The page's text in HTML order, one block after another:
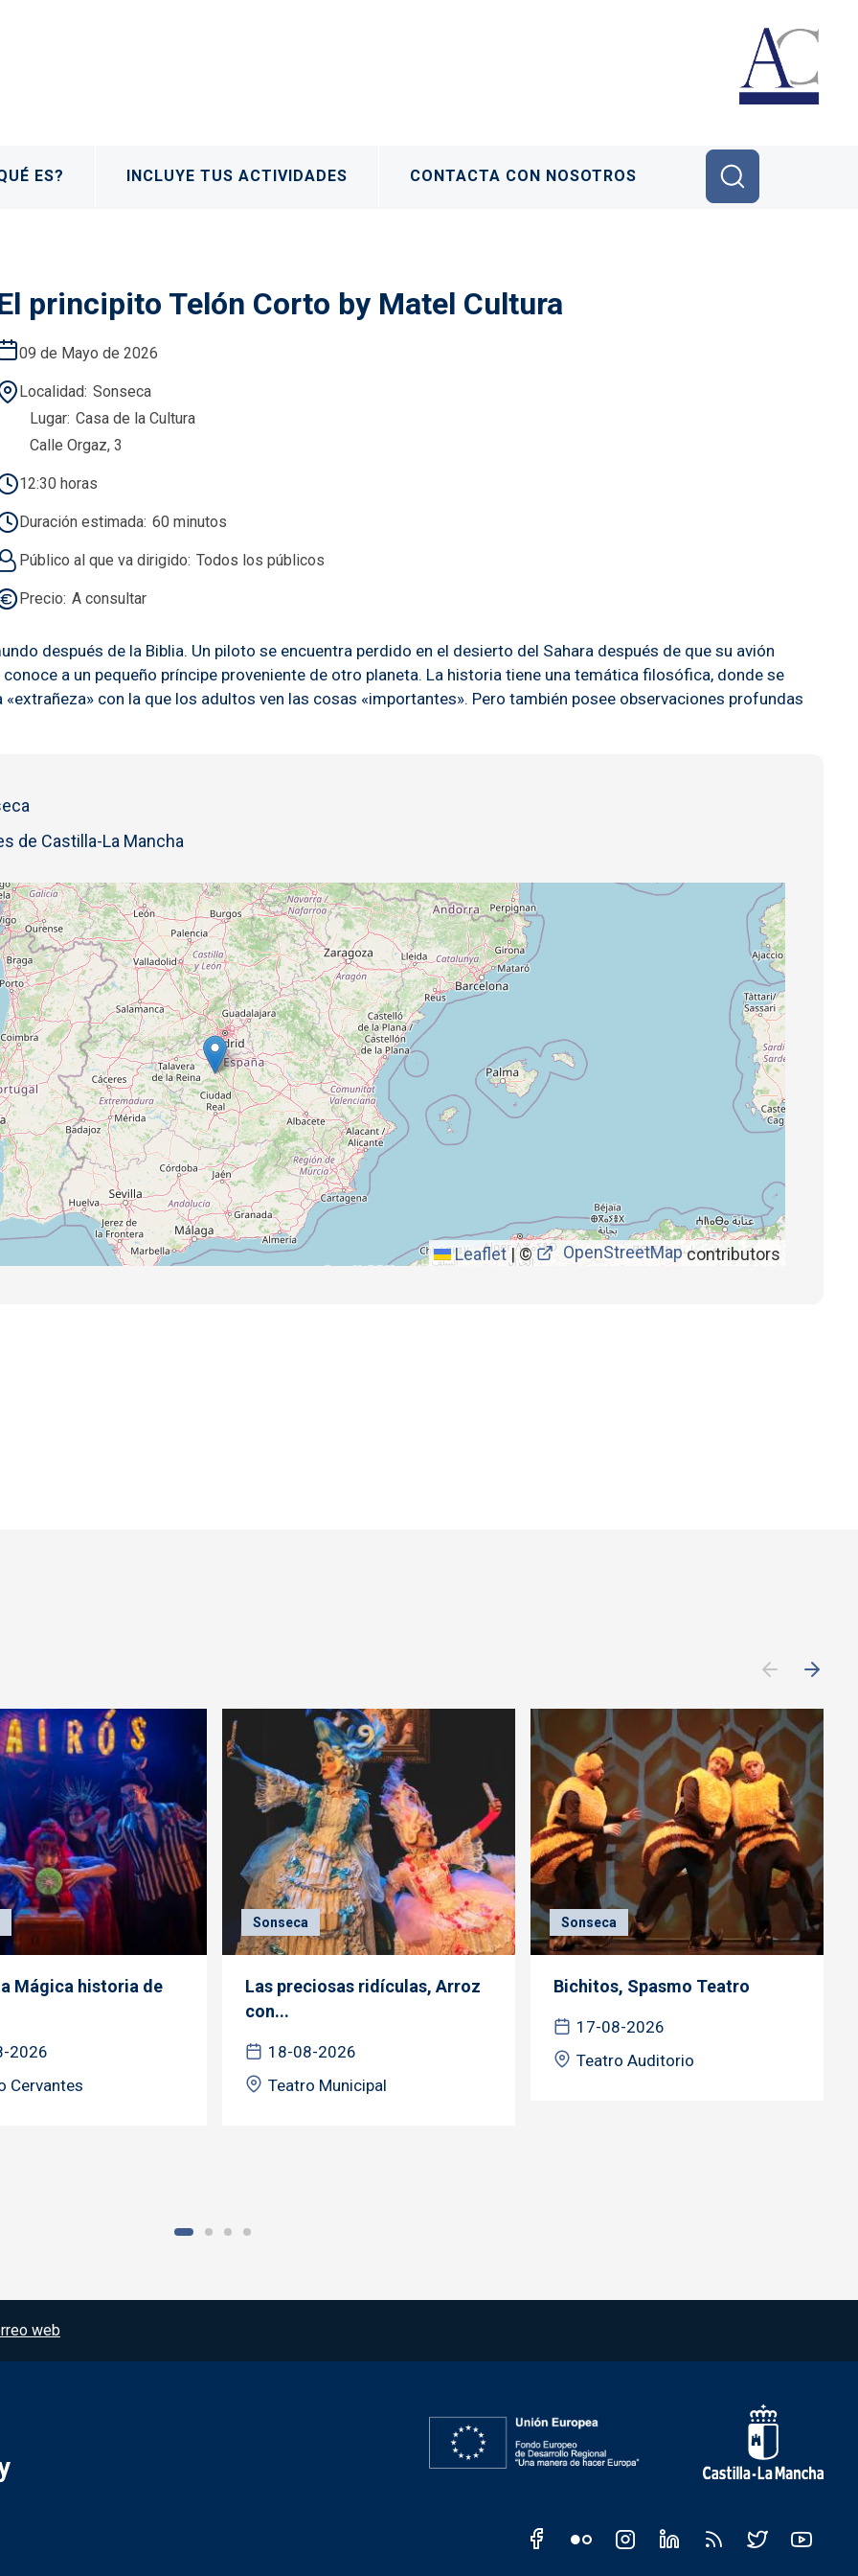
ES? INCLUYE TUS ACTIVIDADES CONTACTA CON NOSOTROS
principito Telón Corto by Matel Cultura
09 de Mayo de 2026
Localidad Sonseca
Lugar Casa de la Cultura
Calle Orgaz, 3
12:30 horas
Duración estimada 60 minutos
Público al que va dirigido Todos los públicos
Precio A consultar
después de la Biblia. Un piloto se encuentra perdido en el desierto del Sahara después de que su avión
a un pequeño príncipe proveniente de otro planeta. La historia tiene una temática filosófica, donde se
con la que los adultos ven las cosas «importantes». Pero también posee observaciones profundas
de Castilla-La Mancha
Leaflet |© OpenStreetMapcontributors
Mágica historia de
2026
Cervantes
Sonseca
Las preciosas ridículas, Arroz
con...
18-08-2026
Teatro Municipal
Sonseca
Bichitos, Spasmo Teatro
17-08-2026
Teatro Auditorio
web